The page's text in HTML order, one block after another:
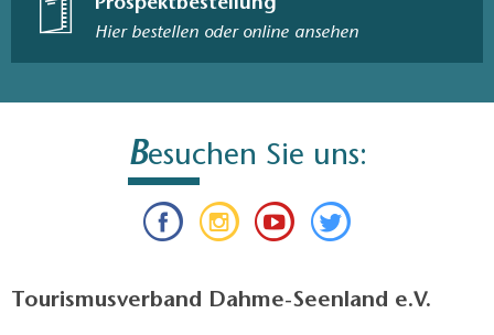
Prospektbestellung
Hier bestellen oder online ansehen
Besuchen Sie uns:
Tourismusverband Dahme-Seenland e.V.